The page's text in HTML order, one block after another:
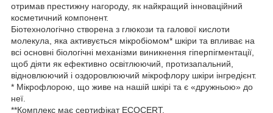
отримав престижну нагороду, як найкращий інноваційний
косметичний компонент.
Біотехнологічно створена з глюкози та галової кислоти
молекула, яка активується мікробіомом* шкіри та впливає на
всі основні біологічні механізми виникнення гіперпігментації,
щоб діяти як ефективно освітлюючий, протизапальний,
відновлюючий і оздоровлюючий мікрофлору шкіри інгредієнт.
* Мікрофлорою, що живе на нашій шкірі та є «дружньою» до
неї.
**Комплекс має сертифікат ECOCERT.